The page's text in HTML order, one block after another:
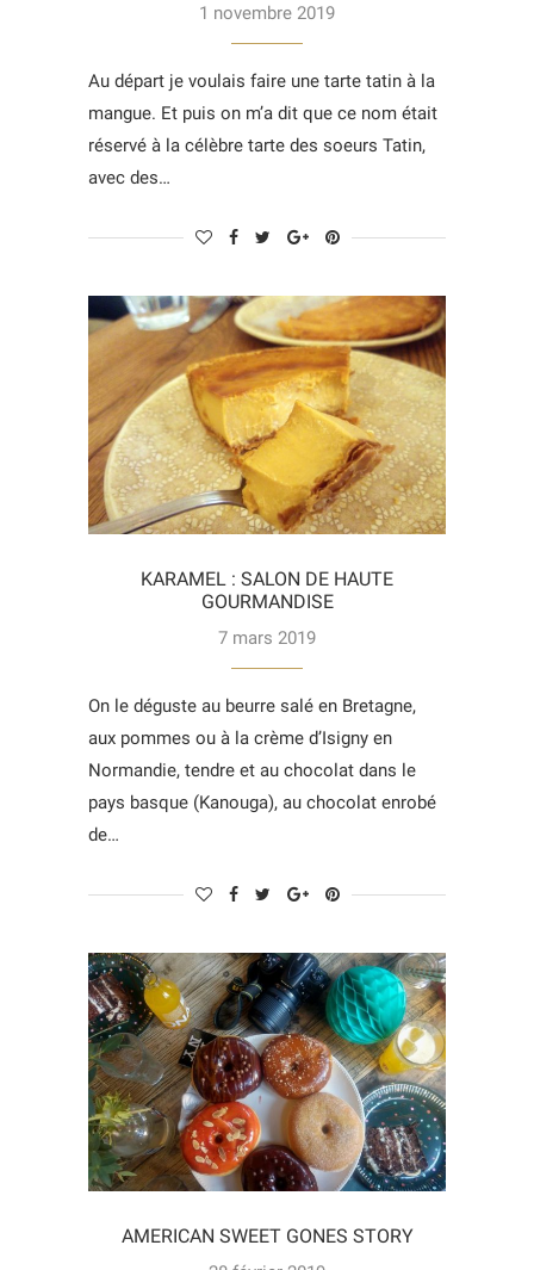
1 novembre 2019
Au départ je voulais faire une tarte tatin à la
mangue. Et puis on m’a dit que ce nom était
réservé à la célèbre tarte des soeurs Tatin,
avec des…
KARAMEL : SALON DE HAUTE
GOURMANDISE
7 mars 2019
On le déguste au beurre salé en Bretagne,
aux pommes ou à la crème d’Isigny en
Normandie, tendre et au chocolat dans le
pays basque (Kanouga), au chocolat enrobé
de…
AMERICAN SWEET GONES STORY